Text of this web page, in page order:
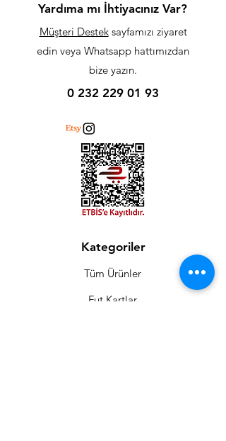
Yardıma mı İhtiyacınız Var?
Müşteri Desteksayfamızı ziyaret
edin veya Whatsapp hattımızdan
bize yazın.
0 232 229 01 93
Kategoriler
Tüm Ürünler
Fut Kartlar